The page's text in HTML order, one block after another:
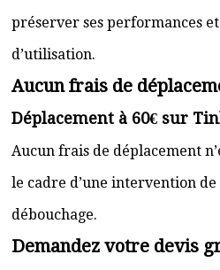
préserver ses performances
d’utilisation.
Aucun frais de
Déplacement à 60€ sur
Aucun frais de déplacement
le cadre d’une intervention
débouchage.
Demandez votre devis